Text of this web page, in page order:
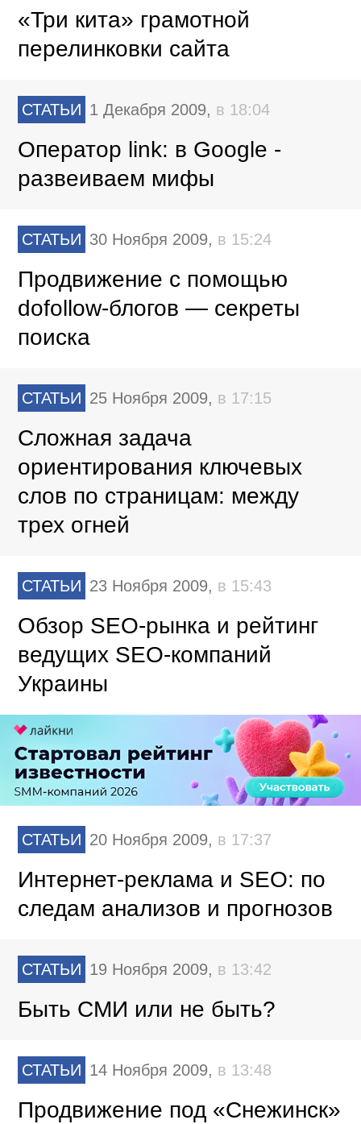
«Три кита» грамотной
перелинковки сайта
СТАТЬИ 1 Декабря 2009, в 18:04
Оператор link: в Google -
развеиваем мифы
СТАТЬИ 30 Ноября 2009, в 15:24
Продвижение с помощью
dofollow-блогов — секреты
поиска
СТАТЬИ 25 Ноября 2009, в 17:15
Сложная задача
ориентирования ключевых
слов по страницам: между
трех огней
СТАТЬИ 23 Ноября 2009, в 15:43
Обзор SEO-рынка и рейтинг
ведущих SEO-компаний
Украины
СТАТЬИ 20 Ноября 2009, в 17:37
Интернет-реклама и SEO: по
следам анализов и прогнозов
СТАТЬИ 19 Ноября 2009, в 13:42
Быть СМИ или не быть?
СТАТЬИ 14 Ноября 2009, в 13:48
Продвижение под «Снежинск»